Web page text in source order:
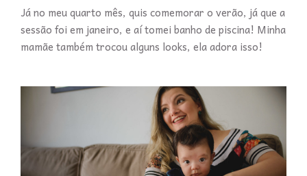
Já no meu quarto mês, quis comemorar o verão, já que a
sessão foi em janeiro, e aí tomei banho de piscina! Minha
mamãe também trocou alguns looks, ela adora isso!